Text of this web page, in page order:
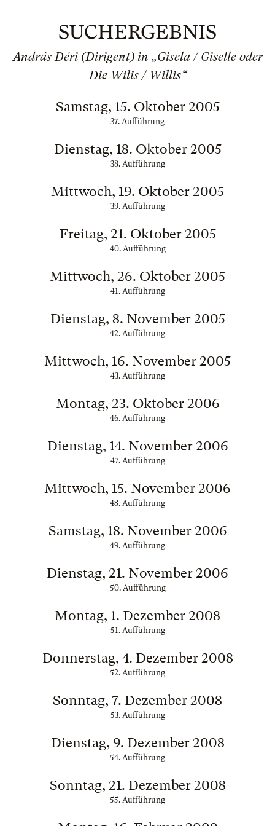
SUCHERGEBNIS
András Déri (Dirigent) in „Gisela / Giselle oder
Die Wilis / Willis“
Samstag, 15. Oktober 2005
37. Aufführung
Dienstag, 18. Oktober 2005
38. Aufführung
Mittwoch, 19. Oktober 2005
39. Aufführung
Freitag, 21. Oktober 2005
40. Aufführung
Mittwoch, 26. Oktober 2005
41. Aufführung
Dienstag, 8. November 2005
42. Aufführung
Mittwoch, 16. November 2005
43. Aufführung
Montag, 23. Oktober 2006
46. Aufführung
Dienstag, 14. November 2006
47. Aufführung
Mittwoch, 15. November 2006
48. Aufführung
Samstag, 18. November 2006
49. Aufführung
Dienstag, 21. November 2006
50. Aufführung
Montag, 1. Dezember 2008
51. Aufführung
Donnerstag, 4. Dezember 2008
52. Aufführung
Sonntag, 7. Dezember 2008
53. Aufführung
Dienstag, 9. Dezember 2008
54. Aufführung
Sonntag, 21. Dezember 2008
55. Aufführung